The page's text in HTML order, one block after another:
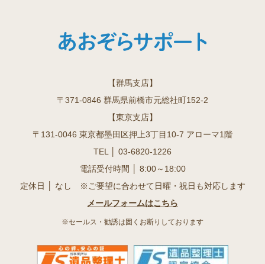
【群馬支店】
〒371-0846 群馬県前橋市元総社町152-2
【東京支店】
〒131-0046 東京都墨田区押上3丁目10-7 アローマ1階
TEL │ 03-6820-1226
電話受付時間 │ 8:00～18:00
定休日 │ なし ※ご要望に合わせて日曜・祝日も対応します
メールフォームはこちら
※セールス・勧誘は固くお断りしております